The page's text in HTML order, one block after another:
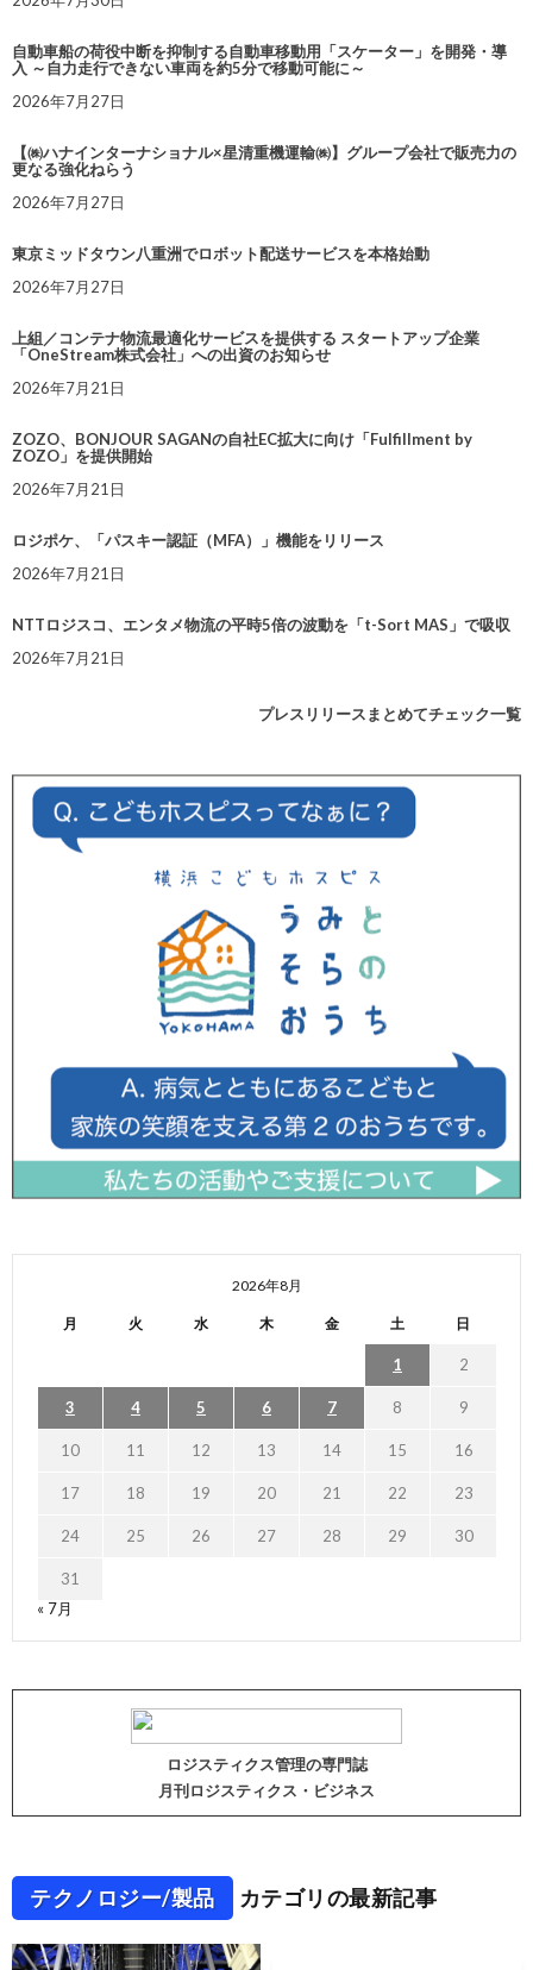
自動車船の荷役中断を抑制する自動車移動用「スケーター」を開発・導
入 ～自力走行できない車両を約5分で移動可能に～
2026年7月27日
【㈱ハナインターナショナル×星清重機運輸㈱】グループ会社で販売力の
更なる強化ねらう
2026年7月27日
東京ミッドタウン八重洲でロボット配送サービスを本格始動
2026年7月27日
上組／コンテナ物流最適化サービスを提供する スタートアップ企業
「OneStream株式会社」への出資のお知らせ
2026年7月21日
ZOZO、BONJOUR SAGANの自社EC拡大に向け「Fulfillment by
ZOZO」を提供開始
2026年7月21日
ロジポケ、「パスキー認証（MFA）」機能をリリース
2026年7月21日
NTTロジスコ、エンタメ物流の平時5倍の波動を「t-Sort MAS」で吸収
2026年7月21日
プレスリリースまとめてチェック一覧
2026年8月
月 火 水 木 金 土 日
1 2
3 4 5 6 7 8 9
10 11 12 13 14 15 16
17 18 19 20 21 22 23
24 25 26 27 28 29 30
31
« 7月
ロジスティクス管理の専門誌
月刊ロジスティクス・ビジネス
テクノロジー/製品 カテゴリの最新記事